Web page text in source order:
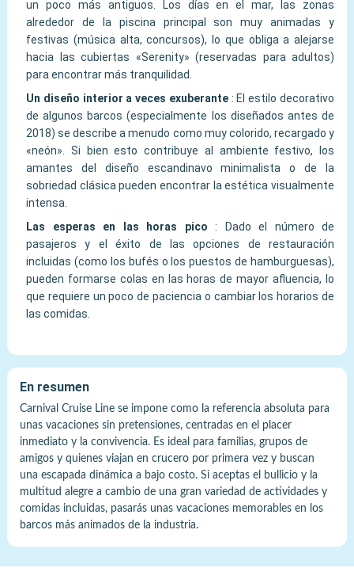
un poco más antiguos. Los días en el mar, las zonas
alrededor de la piscina principal son muy animadas y
festivas (música alta, concursos), lo que obliga a alejarse
hacia las cubiertas «Serenity» (reservadas para adultos)
para encontrar más tranquilidad.
Un diseño interior a veces exuberante : El estilo decorativo
de algunos barcos (especialmente los diseñados antes de
2018) se describe a menudo como muy colorido, recargado y
«neón». Si bien esto contribuye al ambiente festivo, los
amantes del diseño escandinavo minimalista o de la
sobriedad clásica pueden encontrar la estética visualmente
intensa.
Las esperas en las horas pico
:
Dado el número de
pasajeros y el éxito de las opciones de restauración
incluidas (como los bufés o los puestos de hamburguesas),
pueden formarse colas en las horas de mayor afluencia, lo
que requiere un poco de paciencia o cambiar los horarios de
las comidas.
En resumen
Carnival Cruise Line se impone como la referencia absoluta para
unas vacaciones sin pretensiones, centradas en el placer
inmediato y la convivencia. Es ideal para familias, grupos de
amigos y quienes viajan en crucero por primera vez y buscan
una escapada dinámica a bajo costo. Si aceptas el bullicio y la
multitud alegre a cambio de una gran variedad de actividades y
comidas incluidas, pasarás unas vacaciones memorables en los
barcos más animados de la industria.